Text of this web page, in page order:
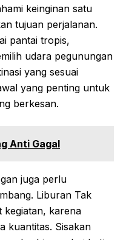
keinginan satu
tujuan perjalanan.
pantai tropis,
udara pegunungan
yang sesuai
yang penting untuk
berkesan.
Anti Gagal
juga perlu
Liburan Tak
kegiatan, karena
kuantitas. Sisakan